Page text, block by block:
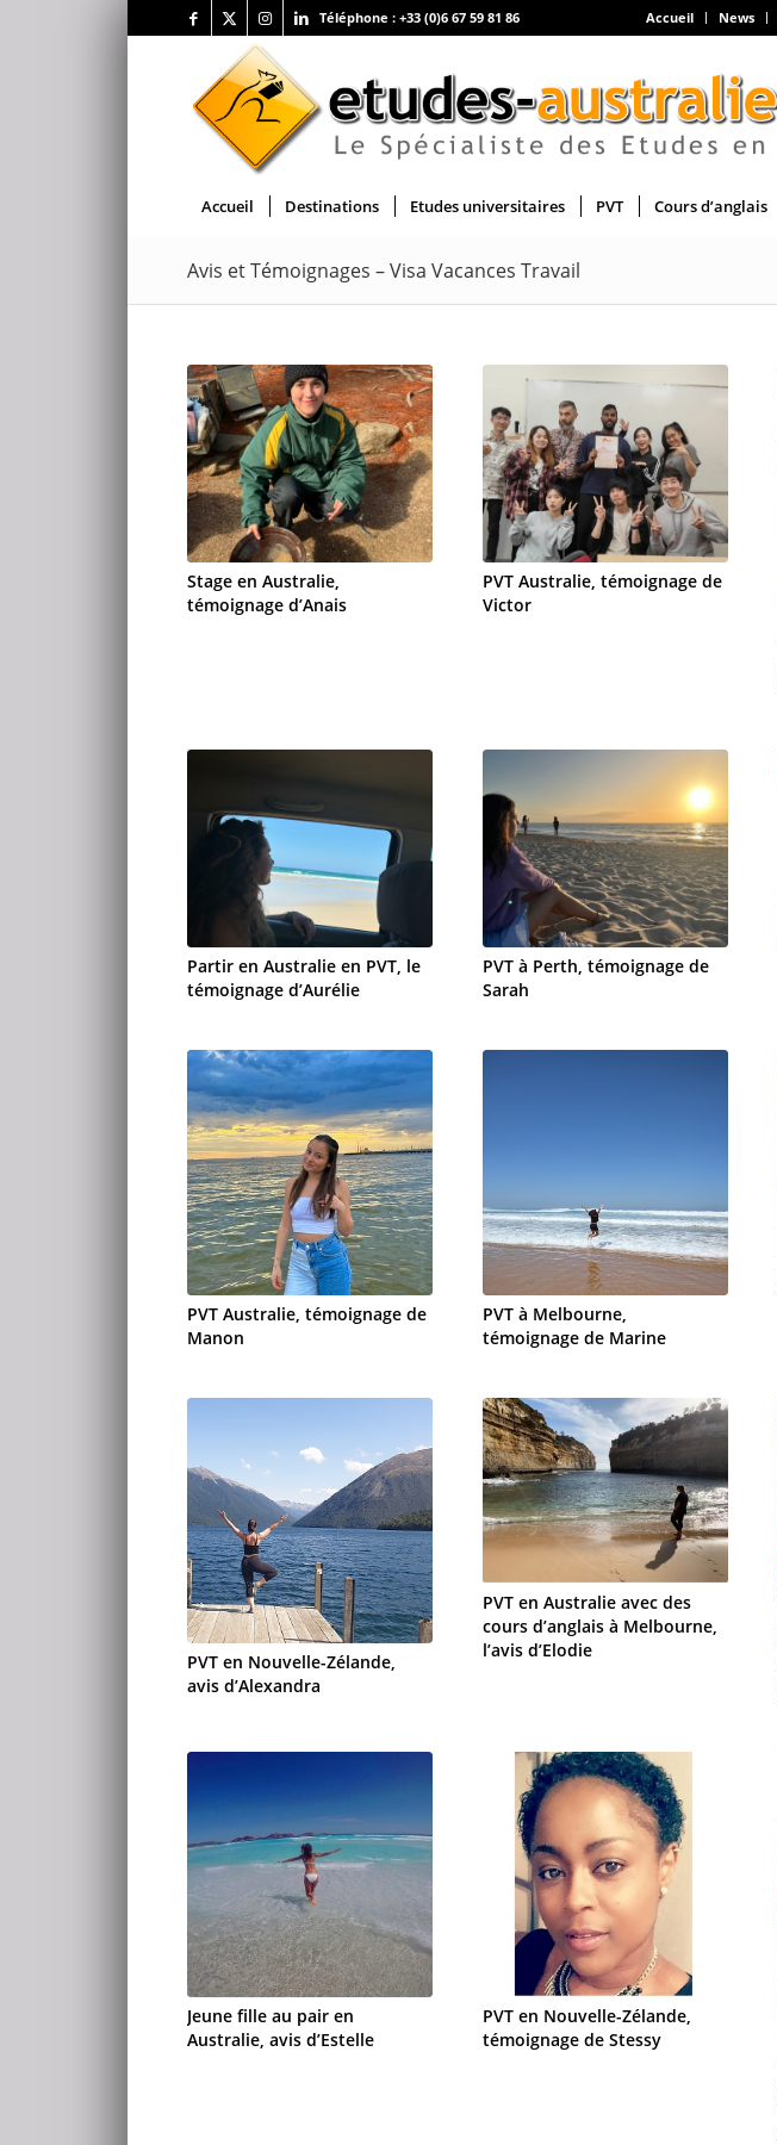
Accueil News
Téléphone : +33 (0)6 67 59 81 86
Accueil Destinations Etudes universitaires PVT Cours d’anglais
Avis et Témoignages – Visa Vacances Travail
Stage en Australie,
témoignage d’Anais
PVT Australie, témoignage de
Victor
Partir en Australie en PVT, le
témoignage d’Aurélie
PVT à Perth, témoignage de
Sarah
PVT Australie, témoignage de
Manon
PVT à Melbourne,
témoignage de Marine
PVT en Nouvelle-Zélande,
avis d’Alexandra
PVT en Australie avec des
cours d’anglais à Melbourne,
l’avis d’Elodie
Jeune fille au pair en
Australie, avis d’Estelle
PVT en Nouvelle-Zélande,
témoignage de Stessy